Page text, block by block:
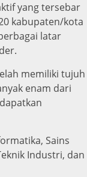
yang tersebar
kabupaten/kota
latar
memiliki tujuh
enam dari
Sains
Industri, dan